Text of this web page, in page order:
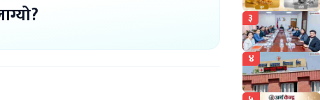
३
४